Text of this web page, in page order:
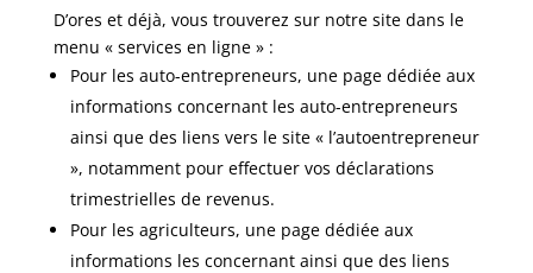
D’ores et déjà, vous trouverez sur notre site dans le
menu « services en ligne » :
Pour les auto-entrepreneurs, une page dédiée aux
informations concernant les auto-entrepreneurs
ainsi que des liens vers le site « l’autoentrepreneur
», notamment pour effectuer vos déclarations
trimestrielles de revenus.
Pour les agriculteurs, une page dédiée aux
informations les concernant ainsi que des liens